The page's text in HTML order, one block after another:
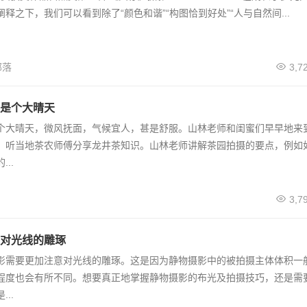
之下，我们可以看到除了“颜色和谐”“构图恰到好处”“人与自然间...
落
个大晴天
大晴天，微风抚面，气候宜人，甚是舒服。山林老师和闺蜜们早早地来
听当地茶农师傅分享龙井茶知识。山林老师讲解茶园拍摄的要点，例如
光线的雕琢
需要更加注意对光线的雕琢。这是因为静物摄影中的被拍摄主体体积一
度也会有所不同。想要真正地掌握静物摄影的布光及拍摄技巧，还是需